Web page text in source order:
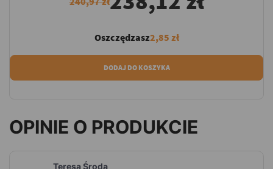
Oszczędzasz2,85 zł
DODAJ DO KOSZYKA
OPINIE O PRODUKCIE
Teresa Środa